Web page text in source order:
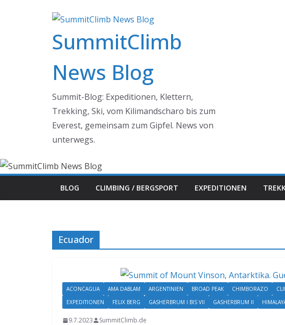
SummitClimb
News Blog
Summit-Blog: Expeditionen, Klettern,
Trekking, Ski, vom Kilimandscharo bis zum
Everest, gemeinsam zum Gipfel. News von
unterwegs.
BLOG CLIMBING / BERGSPORT EXPEDITIONEN
Ecuador
ACONCAGUA AMA DABLAM ARGENTINIEN BROAD PEAK CHIMBORAZO
EXPEDITIONEN
FELIX BERG GASHERBRUM I BIS VII GASHERBRUM II
9.7.2023 SummitClimb.de